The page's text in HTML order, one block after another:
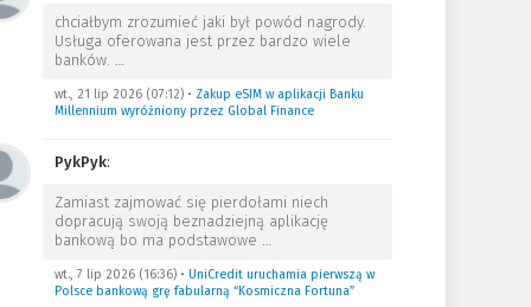
chciałbym zrozumieć jaki był powód nagrody.
Usługa oferowana jest przez bardzo wiele
banków. …
wt., 21 lip 2026 (07:12)• Zakup eSIM w aplikacji Banku
Millennium wyróżniony przez Global Finance
PykPyk:
Zamiast zajmować się pierdołami niech
dopracują swoją beznadziejną aplikację
bankową bo ma podstawowe …
wt., 7 lip 2026 (16:36)• UniCredit uruchamia pierwszą w
Polsce bankową grę fabularną “Kosmiczna Fortuna”